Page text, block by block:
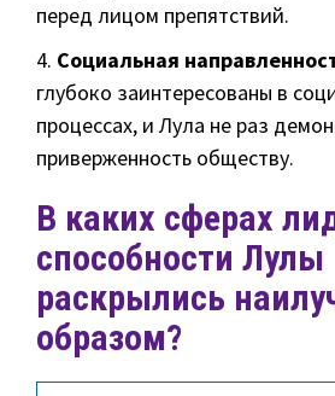
перед лицом препятствий.
4. Социальная
глубоко заинтересованы в
процессах, и Лула не раз
приверженность обществу.
В каких сферах
способности Лулы
раскрылись
образом?